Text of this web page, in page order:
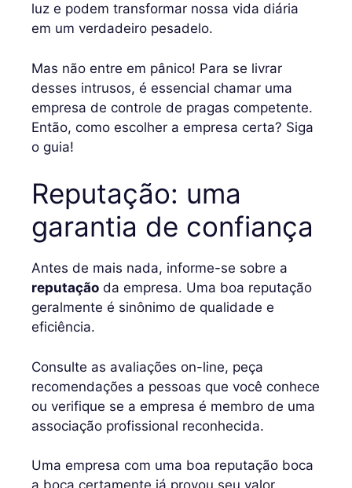
luz e podem transformar nossa vida diária
em um verdadeiro pesadelo.
Mas não entre em pânico! Para se livrar
desses intrusos, é essencial chamar uma
empresa de controle de pragas competente.
Então, como escolher a empresa certa? Siga
o guia!
Reputação: uma
garantia de confiança
Antes de mais nada, informe-se sobre a
reputação da empresa. Uma boa reputação
geralmente é sinônimo de qualidade e
eficiência.
Consulte as avaliações on-line, peça
recomendações a pessoas que você conhece
ou verifique se a empresa é membro de uma
associação profissional reconhecida.
Uma empresa com uma boa reputação boca
a boca certamente já provou seu valor.